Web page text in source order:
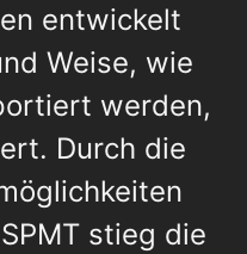
entwickelt
Weise, wie
werden,
Durch die
stieg die